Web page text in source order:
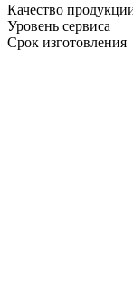
Качество
Уровень сервиса
Срок изготовления